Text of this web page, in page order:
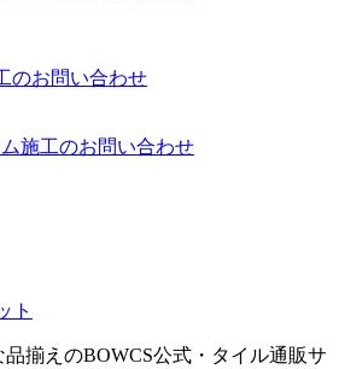
のお問い合わせ
施工のお問い合わせ
ト
揃えのBOWCS公式・タイル通販サ